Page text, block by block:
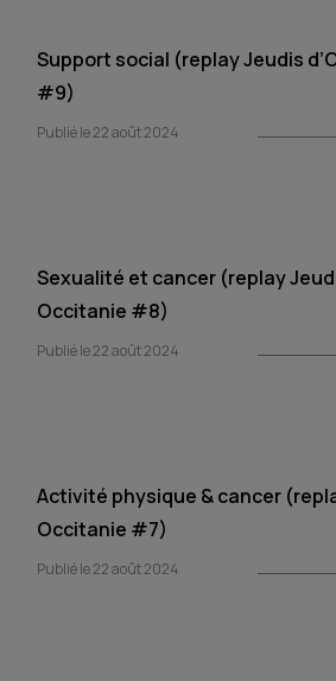
Support social (replay Jeudis
#9)
Publié le 22 août 2024
Sexualité et cancer (replay
Occitanie #8)
Publié le 22 août 2024
Activité physique & cancer
Occitanie #7)
Publié le 22 août 2024